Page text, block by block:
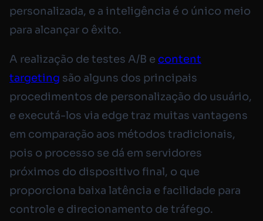
personalizada, e a inteligência é o único meio
para alcançar o êxito.
A realização de testes A/B e content
targeting são alguns dos principais
procedimentos de personalização do usuário,
e executá-los via edge traz muitas vantagens
em comparação aos métodos tradicionais,
pois o processo se dá em servidores
próximos do dispositivo final, o que
proporciona baixa latência e facilidade para
controle e direcionamento de tráfego.